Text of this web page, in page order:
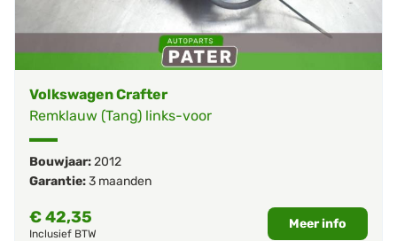
Volkswagen Crafter
Remklauw (Tang) links-voor
Bouwjaar:2012
Garantie:3 maanden
€42,35
Inclusief BTW
Meer info